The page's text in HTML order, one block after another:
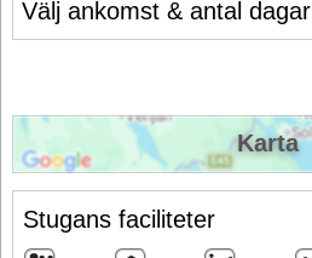
Välj ankomst & antal dagar
Stugans faciliteter
Karta